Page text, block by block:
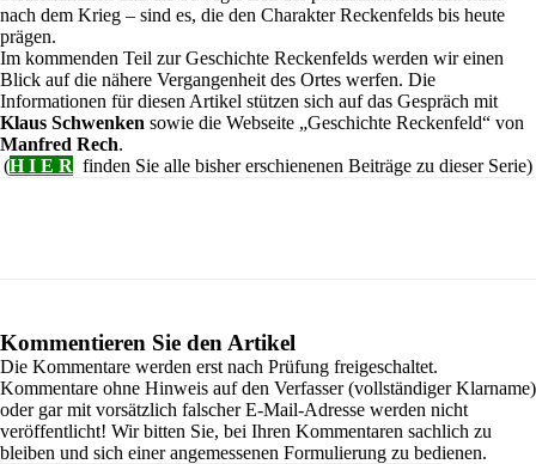
nach dem Krieg – sind es, die den Charakter Reckenfelds bis heute
prägen.
Im kommenden Teil zur Geschichte Reckenfelds werden wir einen
Blick auf die nähere Vergangenheit des Ortes werfen. Die
Informationen für diesen Artikel stützen sich auf das Gespräch mit
Klaus Schwenken sowie die Webseite „Geschichte Reckenfeld“ von
Manfred Rech.
(H I E R finden Sie alle bisher erschienenen Beiträge zu dieser Serie)
Kommentieren Sie den Artikel
Die Kommentare werden erst nach Prüfung freigeschaltet.
Kommentare ohne Hinweis auf den Verfasser (vollständiger Klarname)
oder gar mit vorsätzlich falscher E-Mail-Adresse werden nicht
veröffentlicht! Wir bitten Sie, bei Ihren Kommentaren sachlich zu
bleiben und sich einer angemessenen Formulierung zu bedienen.